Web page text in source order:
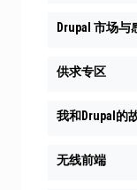
Drupal 市场与
供求专区
我和Drupal的
无线前端